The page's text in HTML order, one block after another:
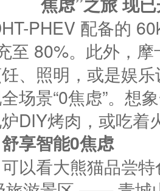
PHEV 配备的
至 80%。此外，
、照明，或是娱
场景“0焦虑”。想
DIY烤肉，或吃着
享智能0焦虑
以看大熊猫品尝